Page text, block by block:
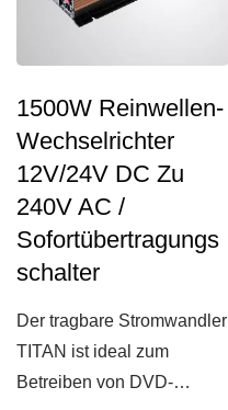
1500W Reinwellen-
Wechselrichter
12V/24V DC Zu
240V AC /
Sofortübertragungs
Schalter
Der tragbare Stromwandler
TITAN ist ideal zum
Betreiben von DVD-